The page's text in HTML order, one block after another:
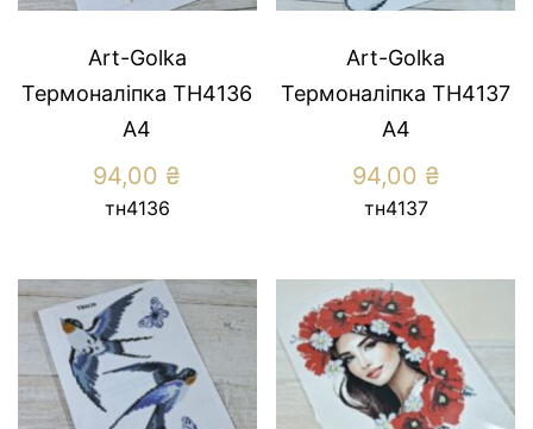
Art-Golka
Термоналіпка ТН4136
А4
94,00 ₴
тн4136
Art-Golka
Термоналіпка ТН4137
А4
94,00 ₴
тн4137